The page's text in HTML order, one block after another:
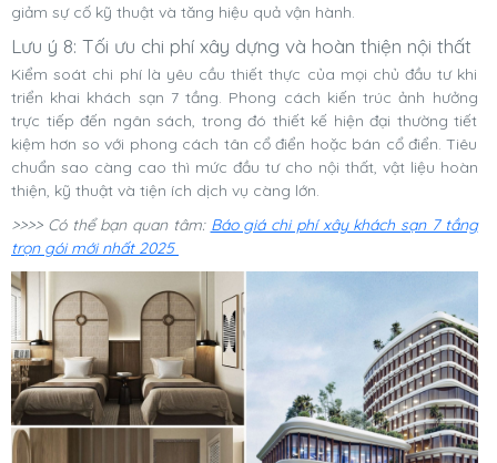
giảm sự cố kỹ thuật và tăng hiệu quả vận hành.
Lưu ý 8: Tối ưu chi phí xây dựng và hoàn thiện nội thất
Kiểm soát chi phí là yêu cầu thiết thực của mọi chủ đầu tư khi
triển khai khách sạn 7 tầng. Phong cách kiến trúc ảnh hưởng
trực tiếp đến ngân sách, trong đó thiết kế hiện đại thường tiết
kiệm hơn so với phong cách tân cổ điển hoặc bán cổ điển. Tiêu
chuẩn sao càng cao thì mức đầu tư cho nội thất, vật liệu hoàn
thiện, kỹ thuật và tiện ích dịch vụ càng lớn.
>>>> Có thể bạn quan tâm: Báo giá chi phí xây khách sạn 7 tầng
trọn gói mới nhất 2025